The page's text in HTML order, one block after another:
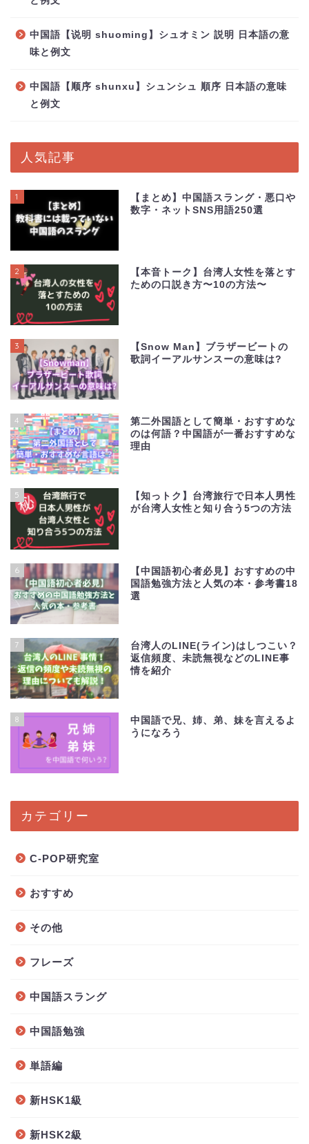
中国語【说明 shuoming】シュオミン 説明 日本語の意
味と例文
中国語【顺序 shunxu】シュンシュ 順序 日本語の意味
と例文
人気記事
1
【まとめ】中国語スラング・悪口や
数字・ネットSNS用語250選
2
【本音トーク】台湾人女性を落とす
ための口説き方〜10の方法〜
3
【Snow Man】ブラザービートの
歌詞イーアルサンスーの意味は?
4
第二外国語として簡単・おすすめな
のは何語？中国語が一番おすすめな
理由
5
【知っトク】台湾旅行で日本人男性
が台湾人女性と知り合う5つの方法
6
【中国語初心者必見】おすすめの中
国語勉強方法と人気の本・参考書18
選
7
台湾人のLINE(ライン)はしつこい？
返信頻度、未読無視などのLINE事
情を紹介
8
中国語で兄、姉、弟、妹を言えるよ
うになろう
カテゴリー
C-POP研究室
おすすめ
その他
フレーズ
中国語スラング
中国語勉強
単語編
新HSK1級
新HSK2級